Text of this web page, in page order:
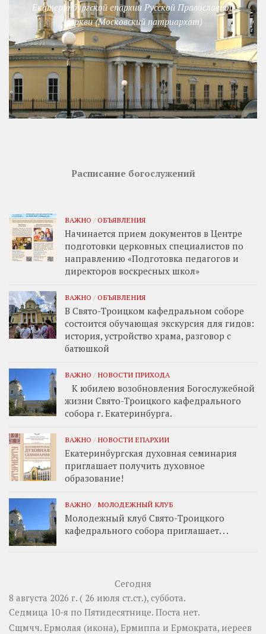
Екатеринбургской епархии Русской Православной
Церкви (Московский патриархат)
Расписание богослужений
ВАЖНО / ОБЪЯВЛЕНИЯ
Начинается прием документов в Центре
подготовки церковных специалистов по
направлению «Подготовка педагогов и
директоров воскресных школ»
ВАЖНО / ОБЪЯВЛЕНИЯ
В Свято-Троицком кафедральном соборе
состоится обучающая экскурсия для гидов:
история, устройство храма, разговор с
батюшкой
ВАЖНО / НОВОСТИ ПРИХОДА
К юбилею возобновления Богослужебной
жизни Свято-Троицкого кафедрального
собора г. Екатеринбурга.
ВАЖНО / НОВОСТИ ЕПАРХИИ
Екатеринбургская духовная семинария
приглашает получить духовное
образование!
ВАЖНО / МОЛОДЕЖНЫЙ КЛУБ
Молодежный клуб Свято-Троицкого
кафедрального собора приглашает. . .
Сегодня
8 августа 2026 г. ( 26 июля ст.ст.), суббота.
Седмица 10-я по Пятидесятнице. Поста нет.
Сщмчч. Ермолая (икона), Ермиппа и Ермократа, иереев